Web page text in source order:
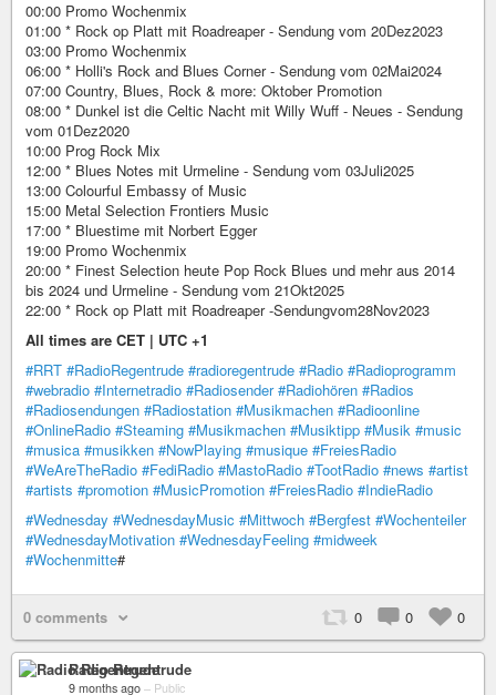
00:00 Promo Wochenmix
01:00 * Rock op Platt mit Roadreaper - Sendung vom 20Dez2023
03:00 Promo Wochenmix
06:00 * Holli's Rock and Blues Corner - Sendung vom 02Mai2024
07:00 Country, Blues, Rock & more: Oktober Promotion
08:00 * Dunkel ist die Celtic Nacht mit Willy Wuff - Neues - Sendung
vom 01Dez2020
10:00 Prog Rock Mix
12:00 * Blues Notes mit Urmeline - Sendung vom 03Juli2025
13:00 Colourful Embassy of Music
15:00 Metal Selection Frontiers Music
17:00 * Bluestime mit Norbert Egger
19:00 Promo Wochenmix
20:00 * Finest Selection heute Pop Rock Blues und mehr aus 2014
bis 2024 und Urmeline - Sendung vom 21Okt2025
22:00 * Rock op Platt mit Roadreaper -Sendungvom28Nov2023
All times are CET | UTC +1
#RRT #RadioRegentrude #radioregentrude #Radio #Radioprogramm
#webradio #Internetradio #Radiosender #Radiohören #Radios
#Radiosendungen #Radiostation #Musikmachen #Radioonline
#OnlineRadio #Steaming #Musikmachen #Musiktipp #Musik #music
#musica #musikken #NowPlaying #musique #FreiesRadio
#WeAreTheRadio #FediRadio #MastoRadio #TootRadio #news #artist
#artists #promotion #MusicPromotion #FreiesRadio #IndieRadio
#Wednesday #WednesdayMusic #Mittwoch #Bergfest #Wochenteiler
#WednesdayMotivation #WednesdayFeeling #midweek
#Wochenmitte#
0 comments 0 0 0
Radio Regentrude
9 months ago – Public